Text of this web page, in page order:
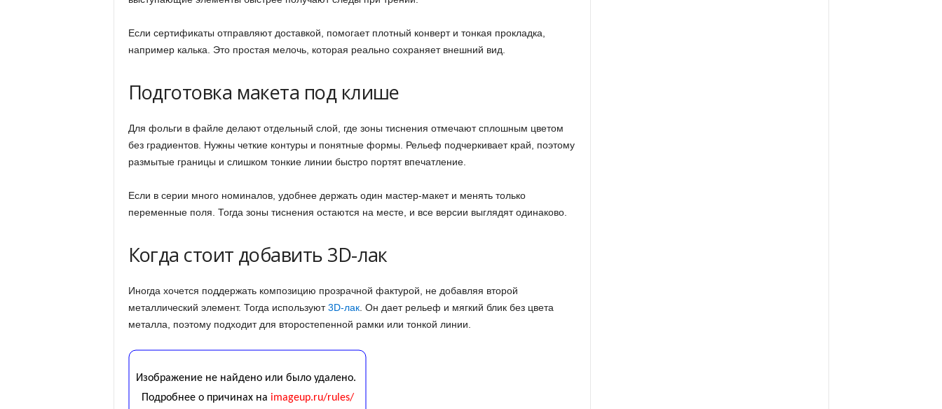
Если сертификаты отправляют доставкой, помогает плотный конверт и тонкая прокладка,
например калька. Это простая мелочь, которая реально сохраняет внешний вид.
Подготовка макета под клише
Для фольги в файле делают отдельный слой, где зоны тиснения отмечают сплошным цветом
без градиентов. Нужны четкие контуры и понятные формы. Рельеф подчеркивает край, поэтому
размытые границы и слишком тонкие линии быстро портят впечатление.
Если в серии много номиналов, удобнее держать один мастер-макет и менять только
переменные поля. Тогда зоны тиснения остаются на месте, и все версии выглядят одинаково.
Когда стоит добавить 3D-лак
Иногда хочется поддержать композицию прозрачной фактурой, не добавляя второй
металлический элемент. Тогда используют3D-лак. Он дает рельеф и мягкий блик без цвета
металла, поэтому подходит для второстепенной рамки или тонкой линии.